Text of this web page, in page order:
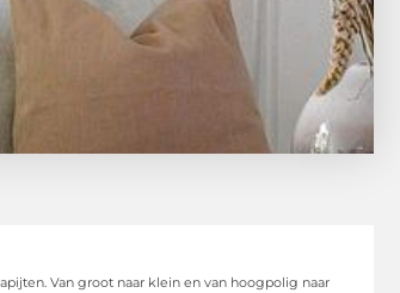
Van groot naar klein en van hoogpolig naar